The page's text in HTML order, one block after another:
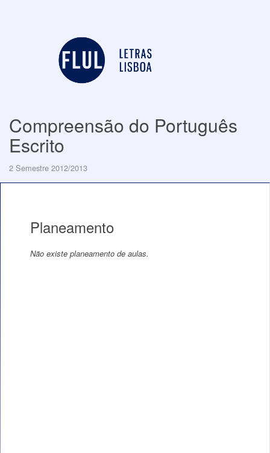
Compreensão do Português
Escrito
2 Semestre 2012/2013
Planeamento
Não existe planeamento de aulas.